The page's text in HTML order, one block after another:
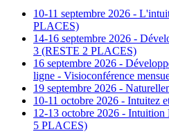
10-11 septembre 2026 -
PLACES)
14-16 septembre 2026 -
3 (RESTE 2 PLACES)
16 septembre 2026 -
ligne - Visioconférence
19 septembre 2026 -
10-11 octobre 2026 - Intuitez
12-13 octobre 2026 -
5 PLACES)